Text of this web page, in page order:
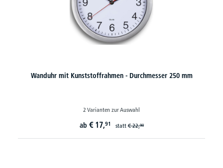
Wanduhr mit Kunststoffrahmen - Durchmesser 250 mm
2 Varianten zur Auswahl
ab € 17,91 statt€ 22,90